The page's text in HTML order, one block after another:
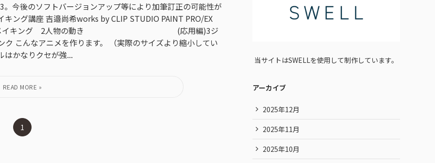
今後のソフトバージョンアップ等により加筆訂正の可能性が
ング講座 吉邉尚希works by CLIP STUDIO PAINT PRO/EX
ーションメイキング 2人物の動き (応用編)3ジ
こんなアニメを作ります。 （実際のサイズより縮小してい
はかなりクセが強...
1
当サイトはSWELLを使用して制作しています。
アーカイブ
2025年12月
2025年11月
2025年10月